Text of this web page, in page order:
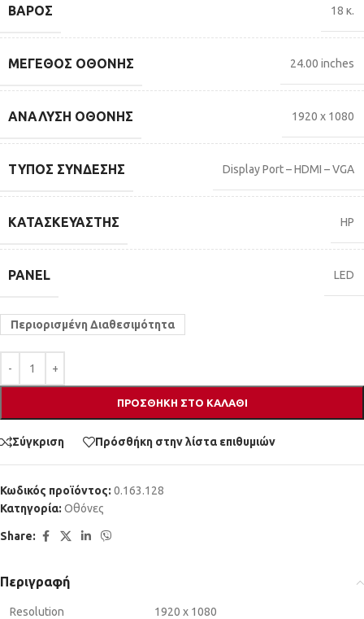
ΒΆΡΟΣ 18 κ.
ΜΈΓΕΘΟΣ ΟΘΌΝΗΣ 24.00 inches
ΑΝΆΛΥΣΗ ΟΘΌΝΗΣ 1920 x 1080
ΤΎΠΟΣ ΣΎΝΔΕΣΗΣ Display Port – HDMI – VGA
ΚΑΤΑΣΚΕΥΑΣΤΉΣ HP
PANEL LED
Περιορισμένη Διαθεσιμότητα
ΠΡΟΣΘΉΚΗ ΣΤΟ ΚΑΛΆΘΙ
Σύγκριση Πρόσθήκη στην λίστα επιθυμιών
Κωδικός προϊόντος: 0.163.128
Κατηγορία: Οθόνες
Share:
Περιγραφή
Resolution 1920 x 1080